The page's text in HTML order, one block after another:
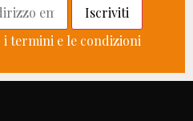
i termini e le condizioni